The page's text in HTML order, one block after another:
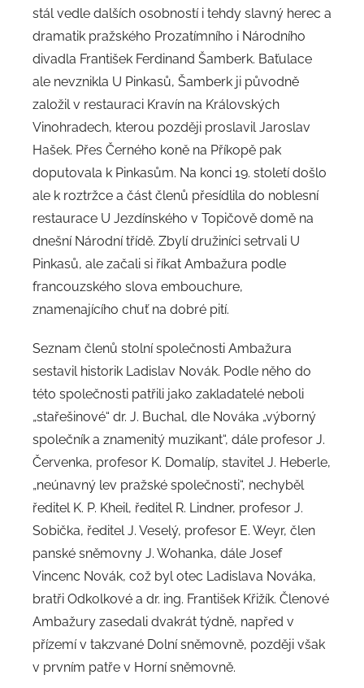
stál vedle dalších osobností i tehdy slavný herec a
dramatik pražského Prozatímního i Národního
divadla František Ferdinand Šamberk. Baťulace
ale nevznikla U Pinkasů, Šamberk ji původně
založil v restauraci Kravín na Královských
Vinohradech, kterou později proslavil Jaroslav
Hašek. Přes Černého koně na Příkopě pak
doputovala k Pinkasům. Na konci 19. století došlo
ale k roztržce a část členů přesídlila do noblesní
restaurace U Jezdínského v Topičově domě na
dnešní Národní třídě. Zbylí družiníci setrvali U
Pinkasů, ale začali si říkat Ambažura podle
francouzského slova embouchure,
znamenajícího chuť na dobré pití.
Seznam členů stolní společnosti Ambažura
sestavil historik Ladislav Novák. Podle něho do
této společnosti patřili jako zakladatelé neboli
„stařešinové“ dr. J. Buchal, dle Nováka „výborný
společník a znamenitý muzikant“, dále profesor J.
Červenka, profesor K. Domalíp, stavitel J. Heberle,
„neúnavný lev pražské společnosti“, nechyběl
ředitel K. P. Kheil, ředitel R. Lindner, profesor J.
Sobička, ředitel J. Veselý, profesor E. Weyr, člen
panské sněmovny J. Wohanka, dále Josef
Vincenc Novák, což byl otec Ladislava Nováka,
bratři Odkolkové a dr. ing. František Křižík. Členové
Ambažury zasedali dvakrát týdně, napřed v
přízemí v takzvané Dolní sněmovně, později však
v prvním patře v Horní sněmovně.